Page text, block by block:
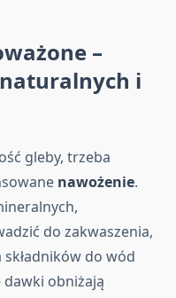
–
i
gleby, trzeba
nawożenie.
do zakwaszenia,
do wód
dawki obniżają